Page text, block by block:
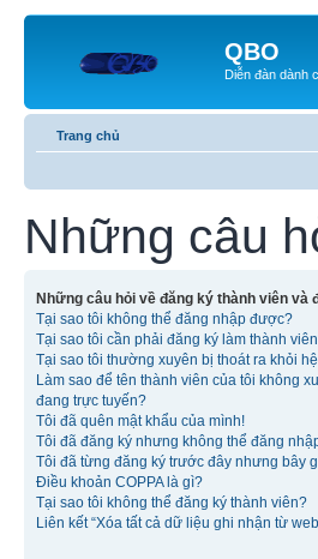
QBO
Diễn đàn dành
Trang chủ
Những câu
Những câu hỏi về đăng ký thành viên và
Tại sao tôi không thể đăng nhập được?
Tại sao tôi cần phải đăng ký làm thành
Tại sao tôi thường xuyên bị thoát ra khỏi
Làm sao để tên thành viên của tôi không
đang trực tuyến?
Tôi đã quên mật khẩu của mình!
Tôi đã đăng ký nhưng không thể đăng
Tôi đã từng đăng ký trước đây nhưng bây
Điều khoản COPPA là gì?
Tại sao tôi không thể đăng ký thành viên?
Liên kết “Xóa tất cả dữ liệu ghi nhận từ